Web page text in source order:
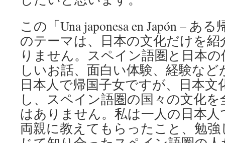
この「Una japonesa en Japón – あ
のテーマは、日本の文化だけを
りません。スペイン語圏と日本
しいお話、面白い体験、経験な
日本人で帰国子女ですが、日本
し、スペイン語圏の国々の文化
はありません。私は一人の日本
両親に教えてもらったこと、勉